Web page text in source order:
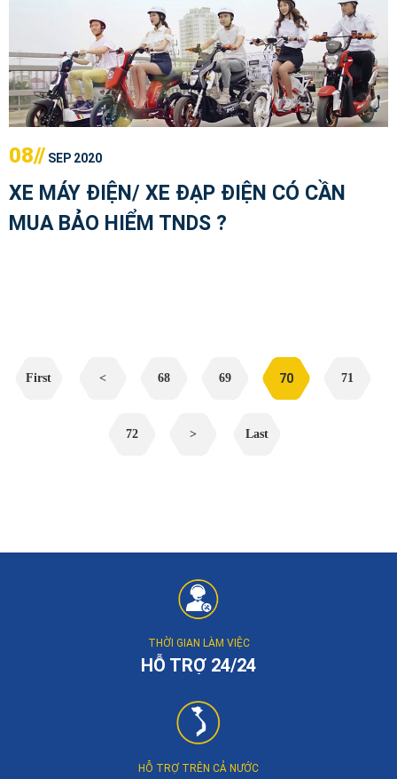
08// SEP 2020
XE MÁY ĐIỆN/ XE ĐẠP ĐIỆN CÓ CẦN
MUA BẢO HIỂM TNDS ?
First < 68 69 70 71
72 > Last
THỜI GIAN LÀM VIỆC
HỖ TRỢ 24/24
HỖ TRỢ TRÊN CẢ NƯỚC